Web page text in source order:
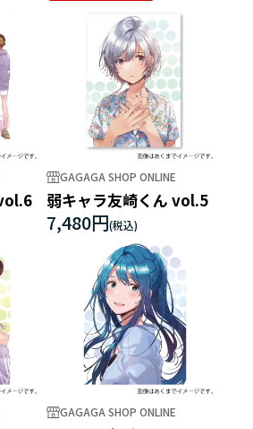
GAGAGA SHOP ONLINE
弱キャラ友崎くん vol.5
7,480円
GAGAGA SHOP ONLINE